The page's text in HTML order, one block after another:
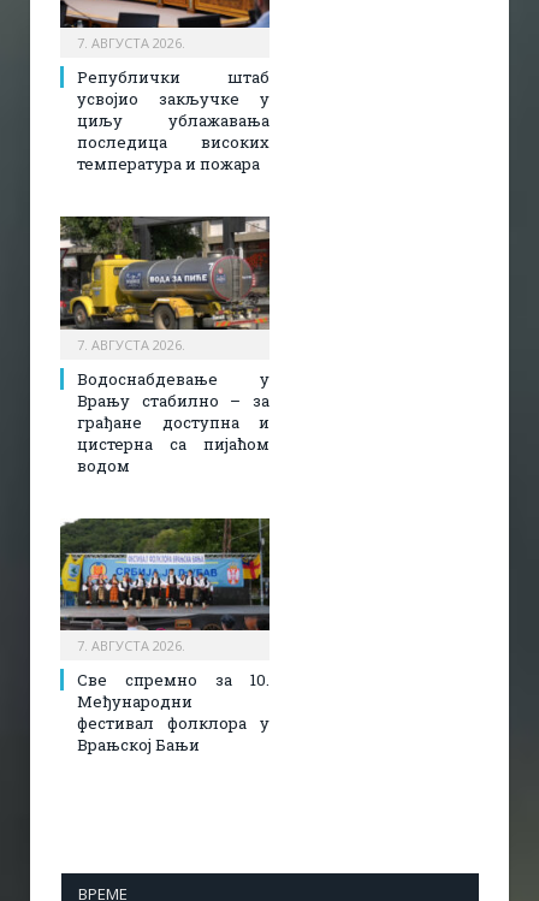
7. АВГУСТА 2026.
Републички штаб
усвојио закључке у
циљу ублажавања
последица високих
температура и пожара​
7. АВГУСТА 2026.
Водоснабдевање у
Врању стабилно – за
грађане доступна и
цистерна са пијаћом
водом
7. АВГУСТА 2026.
Све спремно за 10.
Међународни
фестивал фолклора у
Врањској Бањи
ВРЕМЕ